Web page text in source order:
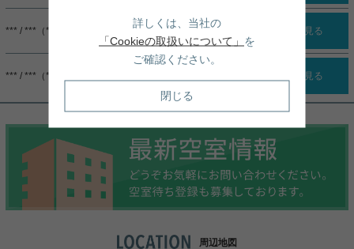
*** / ***（***） 詳細を見る
*** / ***（***） 詳細を見る
周辺地図
詳しくは、当社の
「Cookieの取扱いについて」 を
ご確認ください。
閉じる